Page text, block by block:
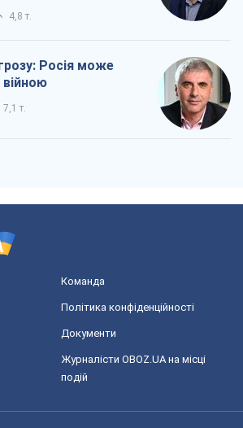
4,8 т.
Росія може
7,1 т.
Команда
Політика конфіденційності
Документи
Журналісти OBOZ.UA на місці
подій